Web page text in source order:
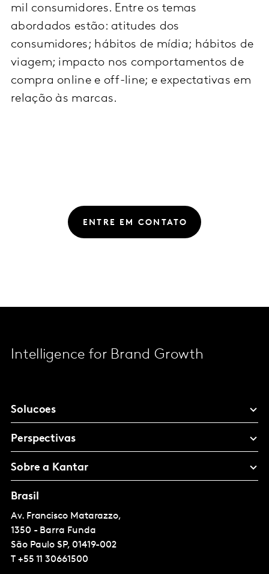
mil consumidores. Entre os temas
abordados estão: atitudes dos
consumidores; hábitos de mídia; hábitos de
viagem; impacto nos comportamentos de
compra online e off-line; e expectativas em
relação às marcas.
ENTRE EM CONTATO
Intelligence for Brand Growth
Solucoes
Perspectivas
Sobre a Kantar
Brasil
Av. Francisco Matarazzo,
1350 - Barra Funda
São Paulo SP, 01419-002
T +55 11 30661500